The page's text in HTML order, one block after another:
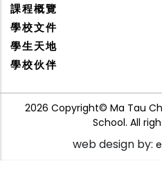
課程概覽
學校文件
學生天地
學校伙伴
2026 Copyright© Ma Tau
School. All
web design by: